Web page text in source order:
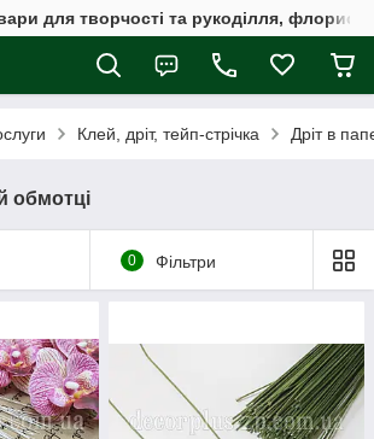
для творчості та рукоділля,
Клей, дріт, тейп-стрічка Дріт в
обмотці
0 Фільтри